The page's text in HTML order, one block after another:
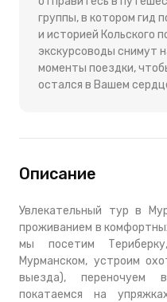
группы, в котором гид
и историей Кольского
экскурсоводы снимут
моменты поездки,
остался в Вашем
Описание
Увлекательный тур в
проживанием в
мы посетим
Мурманском, устроим
выезда), переночуем
покатаемся на